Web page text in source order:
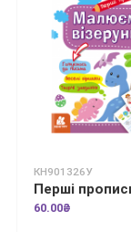
КН901326У
60.00₴